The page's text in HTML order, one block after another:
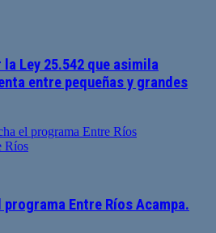
Ley 25.542 que asimila
entre pequeñas y grandes
programa Entre Ríos Acampa.